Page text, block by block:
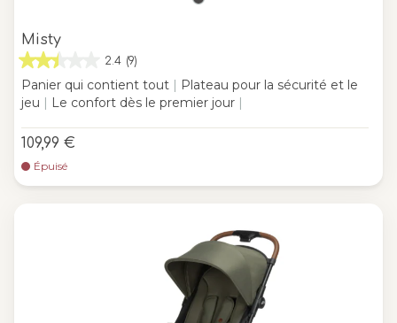
Misty
2.4 (9)
Panier qui contient tout | Plateau pour la sécurité et le
jeu | Le confort dès le premier jour |
109,99 €
Épuisé